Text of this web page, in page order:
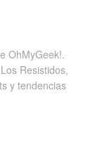
OhMyGeek!.
Resistidos,
y tendencias